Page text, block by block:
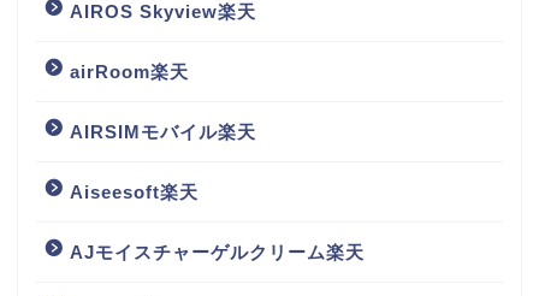
AIROS Skyview楽天
airRoom楽天
AIRSIMモバイル楽天
Aiseesoft楽天
AJモイスチャーゲルクリーム楽天